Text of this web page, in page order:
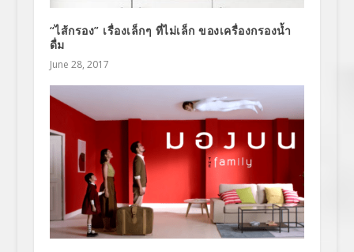
“ไส้กรอง” เรื่องเล็กๆ ที่ไม่เล็ก ของเครื่องกรองน้ำ
ดื่ม
June 28, 2017